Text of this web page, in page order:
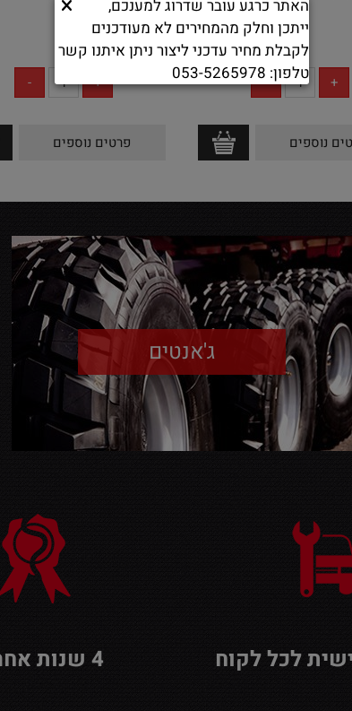
אין במלאי
נוספים
אין במלאי
פרטים נוספים
ג'אנטים
לכל לקוח 4 שנות אחריות
האתר כרגע עובר שדרוג למענכם,
ייתכן וחלק מהמחירים לא מעודכנים
לקבלת מחיר עדכני ליצור ניתן איתנו קשר
טלפון: 053-5265978